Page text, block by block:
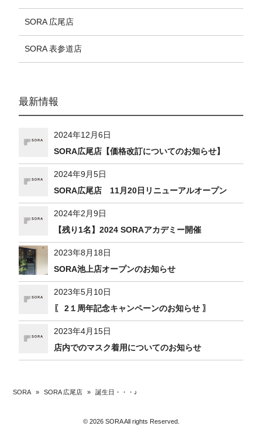
SORA 広尾店
SORA 表参道店
最新情報
2024年12月6日
SORA広尾店【価格改訂についてのお知らせ】
2024年9月5日
SORA広尾店 11月20日リニューアルオープン
2024年2月9日
【残り1名】2024 SORAアカデミー開催
2023年8月18日
SORA池上店オープンのお知らせ
2023年5月10日
〖 2１周年記念キャンペーンのお知らせ 〗
2023年4月15日
店内でのマスク着用についてのお知らせ
SORA » SORA 広尾店 » 誕生日・・・♪
© 2026 SORA All rights Reserved.